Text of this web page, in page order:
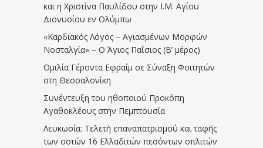
και η Χριστίνα Παυλίδου στην Ι.Μ. Αγίου
Διονυσίου εν Ολύμπω
«Καρδιακός Λόγος – Αγιασμένων Μορφών
Νοσταλγία» – Ο Άγιος Παΐσιος (Β’ μέρος)
Ομιλία Γέροντα Εφραίμ σε Σύναξη Φοιτητών
στη Θεσσαλονίκη
Συνέντευξη του ηθοποιού Προκόπη
Αγαθοκλέους στην Πεμπτουσία
Λευκωσία: Τελετή επαναπατρισμού και ταφής
των οστών 16 Ελλαδιτών πεσόντων οπλιτών